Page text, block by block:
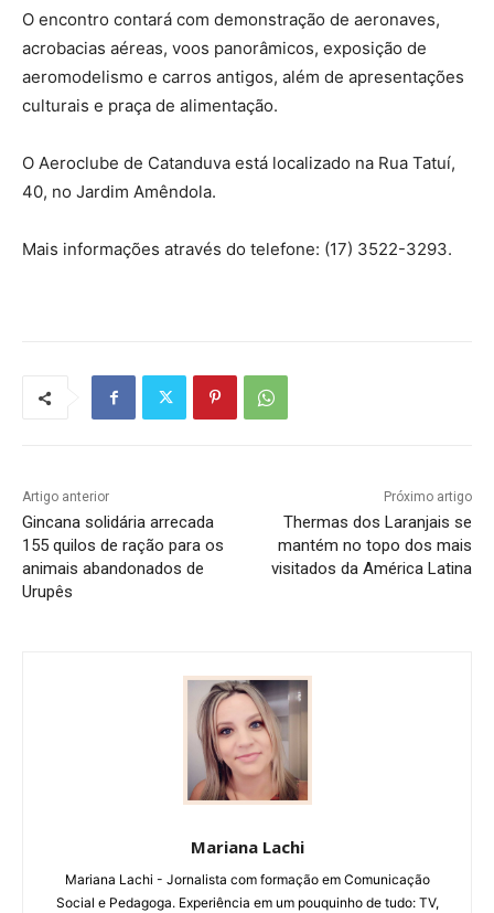
O encontro contará com demonstração de aeronaves,
acrobacias aéreas, voos panorâmicos, exposição de
aeromodelismo e carros antigos, além de apresentações
culturais e praça de alimentação.
O Aeroclube de Catanduva está localizado na Rua Tatuí,
40, no Jardim Amêndola.
Mais informações através do telefone: (17) 3522-3293.
Artigo anterior
Gincana solidária arrecada
155 quilos de ração para os
animais abandonados de
Urupês
Próximo artigo
Thermas dos Laranjais se
mantém no topo dos mais
visitados da América Latina
Mariana Lachi
Mariana Lachi - Jornalista com formação em Comunicação
Social e Pedagoga. Experiência em um pouquinho de tudo: TV,